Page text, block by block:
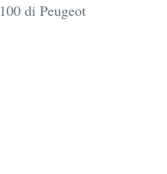
100 di Peugeot